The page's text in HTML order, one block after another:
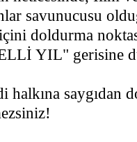
savunucusu
doldurma
YIL" gerisine
saygıdan